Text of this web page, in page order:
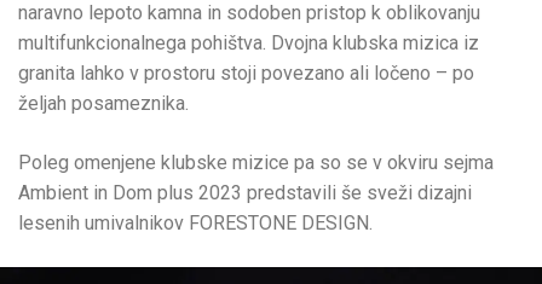
naravno lepoto kamna in sodoben pristop k oblikovanju
multifunkcionalnega pohištva. Dvojna klubska mizica iz
granita lahko v prostoru stoji povezano ali ločeno – po
željah posameznika.
Poleg omenjene klubske mizice pa so se v okviru sejma
Ambient in Dom plus 2023 predstavili še sveži dizajni
lesenih umivalnikov FORESTONE DESIGN.